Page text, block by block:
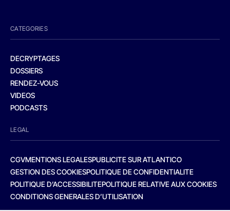
CATEGORIES
DECRYPTAGES
DOSSIERS
RENDEZ-VOUS
VIDEOS
PODCASTS
LEGAL
CGVMENTIONS LEGALESPUBLICITE SUR ATLANTICO
GESTION DES COOKIESPOLITIQUE DE CONFIDENTIALITE
POLITIQUE D’ACCESSIBILITEPOLITIQUE RELATIVE AUX COOKIES
CONDITIONS GENERALES D’UTILISATION